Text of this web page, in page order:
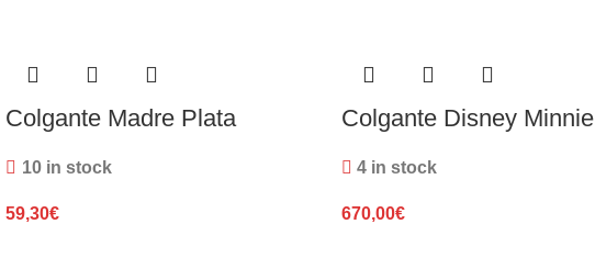
Colgante Madre Plata
10 in stock
59,30€
Colgante Disney Minnie
4 in stock
670,00€